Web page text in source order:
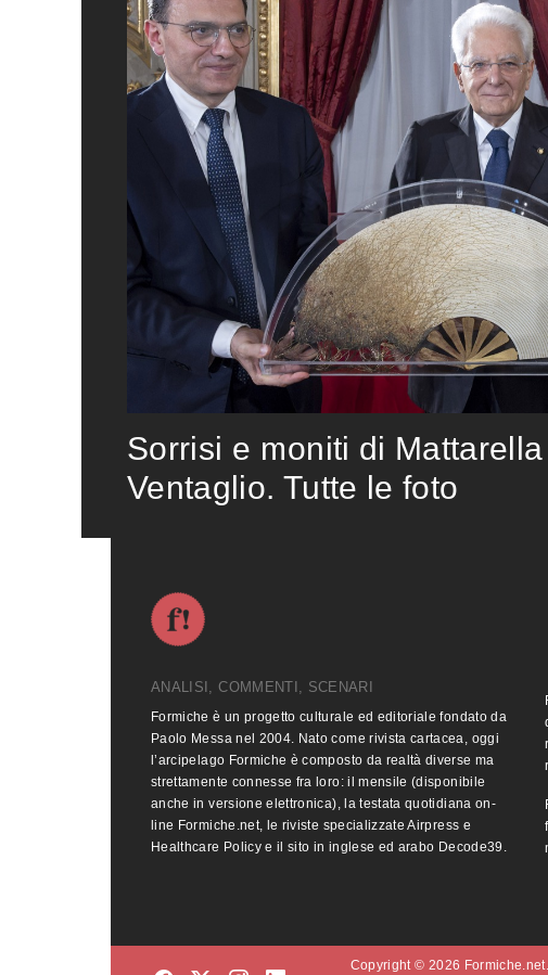
Sorrisi e moniti di
Ventaglio. Tutte le foto
ANALISI, COMMENTI, SCENARI
Formiche è un progetto culturale ed editoriale fondato da
Paolo Messa nel 2004. Nato come rivista cartacea, oggi
l’arcipelago Formiche è composto da realtà diverse ma
strettamente connesse fra loro: il mensile (disponibile
anche in versione elettronica), la testata quotidiana on-
line Formiche.net, le riviste specializzate Airpress e
Healthcare Policy e il sito in inglese ed arabo Decode39.
Copyright © 2026